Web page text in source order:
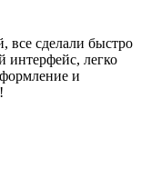
все сделали быстро
интерфейс, легко
и